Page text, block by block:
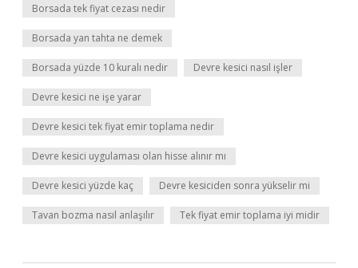
Borsada tek fiyat cezası nedir
Borsada yan tahta ne demek
Borsada yüzde 10 kuralı nedir Devre kesici nasıl işler
Devre kesici ne işe yarar
Devre kesici tek fiyat emir toplama nedir
Devre kesici uygulaması olan hisse alınır mı
Devre kesici yüzde kaç Devre kesiciden sonra yükselir mi
Tavan bozma nasıl anlaşılır Tek fiyat emir toplama iyi midir